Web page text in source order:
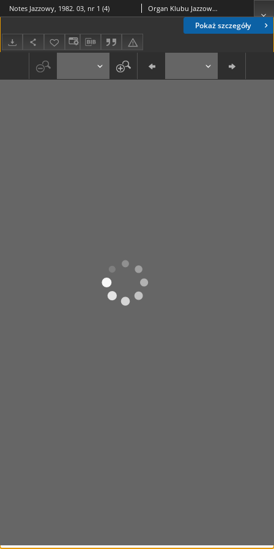
Pokaż szczegóły
Notes Jazzowy, 1982. 03, nr 1 (4) Organ Klubu Jazzowego "Rotunda"